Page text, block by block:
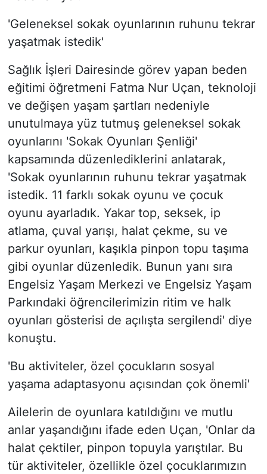
'Geleneksel sokak oyunlarının ruhunu tekrar
yaşatmak istedik'
Sağlık İşleri Dairesinde görev yapan beden
eğitimi öğretmeni Fatma Nur Uçan, teknoloji
ve değişen yaşam şartları nedeniyle
unutulmaya yüz tutmuş geleneksel sokak
oyunlarını 'Sokak Oyunları Şenliği'
kapsamında düzenlediklerini anlatarak,
'Sokak oyunlarının ruhunu tekrar yaşatmak
istedik. 11 farklı sokak oyunu ve çocuk
oyunu ayarladık. Yakar top, seksek, ip
atlama, çuval yarışı, halat çekme, su ve
parkur oyunları, kaşıkla pinpon topu taşıma
gibi oyunlar düzenledik. Bunun yanı sıra
Engelsiz Yaşam Merkezi ve Engelsiz Yaşam
Parkındaki öğrencilerimizin ritim ve halk
oyunları gösterisi de açılışta sergilendi' diye
konuştu.
'Bu aktiviteler, özel çocukların sosyal
yaşama adaptasyonu açısından çok önemli'
Ailelerin de oyunlara katıldığını ve mutlu
anlar yaşandığını ifade eden Uçan, 'Onlar da
halat çektiler, pinpon topuyla yarıştılar. Bu
tür aktiviteler, özellikle özel çocuklarımızın